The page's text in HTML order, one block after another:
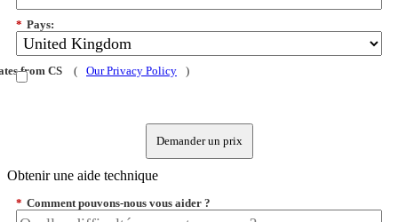
* Pays:
from CS ( Our Privacy Policy )
Demander un prix
Obtenir une aide technique
* Comment pouvons-nous vous aider ?